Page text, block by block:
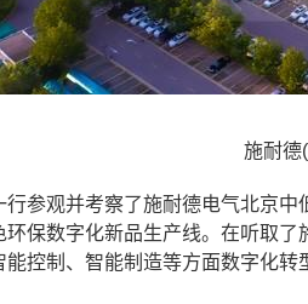
施耐德
行参观并考察了施耐德电气北京中
环保数字化新品生产线。在听取
能控制、智能制造等方面数字化